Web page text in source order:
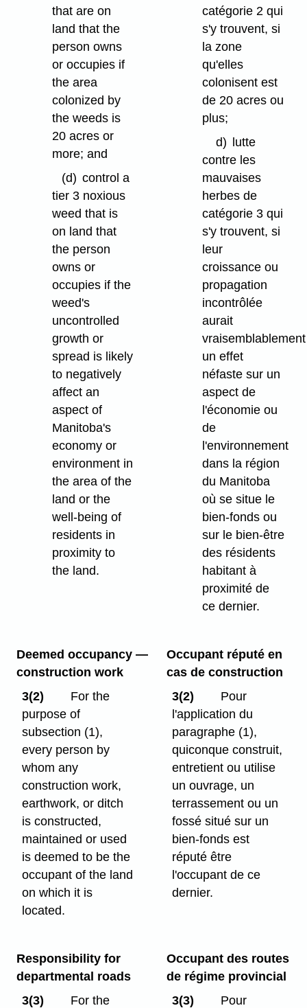
that are on
land that the
person owns
or occupies if
the area
colonized by
the weeds is
20 acres or
more; and
(d) control a
tier 3 noxious
weed that is
on land that
the person
owns or
occupies if the
weed's
uncontrolled
growth or
spread is likely
to negatively
affect an
aspect of
Manitoba's
economy or
environment in
the area of the
land or the
well-being of
residents in
proximity to
the land.
catégorie 2 qui
s'y trouvent, si
la zone
qu'elles
colonisent est
de 20 acres ou
plus;
d)
lutte
contre les
mauvaises
herbes de
catégorie 3 qui
s'y trouvent, si
leur
croissance ou
propagation
incontrôlée
aurait
vraisemblablement
un effet
néfaste sur un
aspect de
l'économie ou
de
l'environnement
dans la région
du Manitoba
où se situe le
bien-fonds ou
sur le bien-être
des résidents
habitant à
proximité de
ce dernier.
Deemed occupancy —
construction work
3(2)
For the
purpose of
subsection (1),
every person by
whom any
construction work,
earthwork, or ditch
is constructed,
maintained or used
is deemed to be the
occupant of the land
on which it is
located.
Occupant réputé en
cas de construction
3(2)
Pour
l'application du
paragraphe (1),
quiconque construit,
entretient ou utilise
un ouvrage, un
terrassement ou un
fossé situé sur un
bien-fonds est
réputé être
l'occupant de ce
dernier.
Responsibility for
departmental roads
3(3)
For the
Occupant des routes
de régime provincial
3(3)
Pour